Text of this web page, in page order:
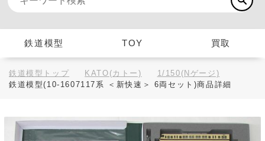
鉄道模型 TOY 買取
鉄道模型トップ KATO(カトー)
1/150(Nゲージ)
鉄道模型(10-1607117系 ＜新快速＞ 6両セット)商品詳細